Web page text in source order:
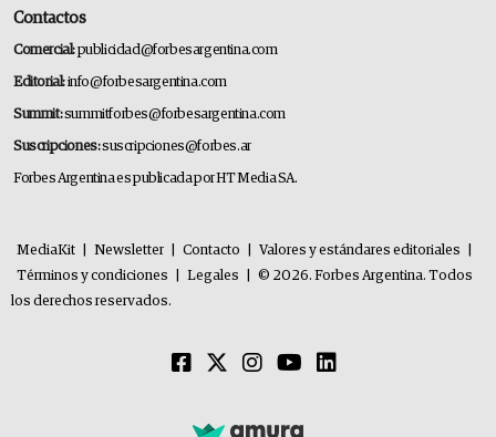
Contactos
Comercial:publicidad@forbesargentina.com
Editorial:info@forbesargentina.com
Summit:summitforbes@forbesargentina.com
Suscripciones:suscripciones@forbes.ar
Forbes Argentina es publicada por HT Media SA.
MediaKit Newsletter Contacto Valores y estándares editoriales
Términos y condiciones
Legales
© 2026. Forbes Argentina. Todos
los derechos reservados.